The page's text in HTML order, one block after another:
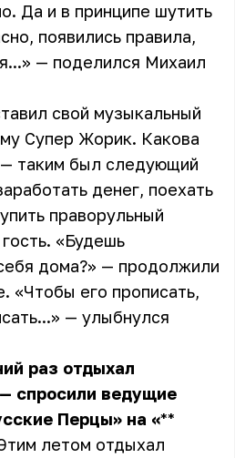
Да и в принципе шутить
появились правила,
— поделился Михаил
свой музыкальный
Супер Жорик. Какова
— таким был следующий
денег, поехать
праворульный
«Будешь
дома?» — продолжили
«Чтобы его прописать,
— улыбнулся
раз отдыхал
спросили ведущие
Перцы» на «**
летом отдыхал